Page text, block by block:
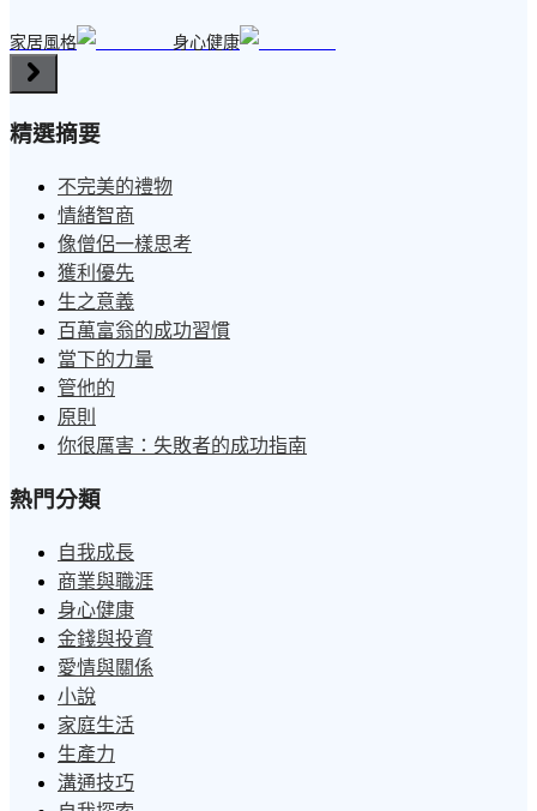
家居風格 身心健康
精選摘要
不完美的禮物
情緒智商
像僧侶一樣思考
獲利優先
生之意義
百萬富翁的成功習慣
當下的力量
管他的
原則
你很厲害：失敗者的成功指南
熱門分類
自我成長
商業與職涯
身心健康
金錢與投資
愛情與關係
小說
家庭生活
生產力
溝通技巧